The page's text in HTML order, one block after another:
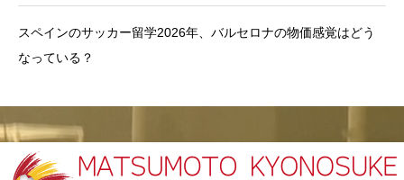
スペインのサッカー留学2026年、バルセロナの物価感覚はどう
なっている？